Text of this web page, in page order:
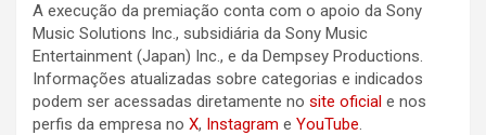
A execução da premiação conta com o apoio da Sony
Music Solutions Inc., subsidiária da Sony Music
Entertainment (Japan) Inc., e da Dempsey Productions.
Informações atualizadas sobre categorias e indicados
podem ser acessadas diretamente no site oficial e nos
perfis da empresa no X, Instagram e YouTube.